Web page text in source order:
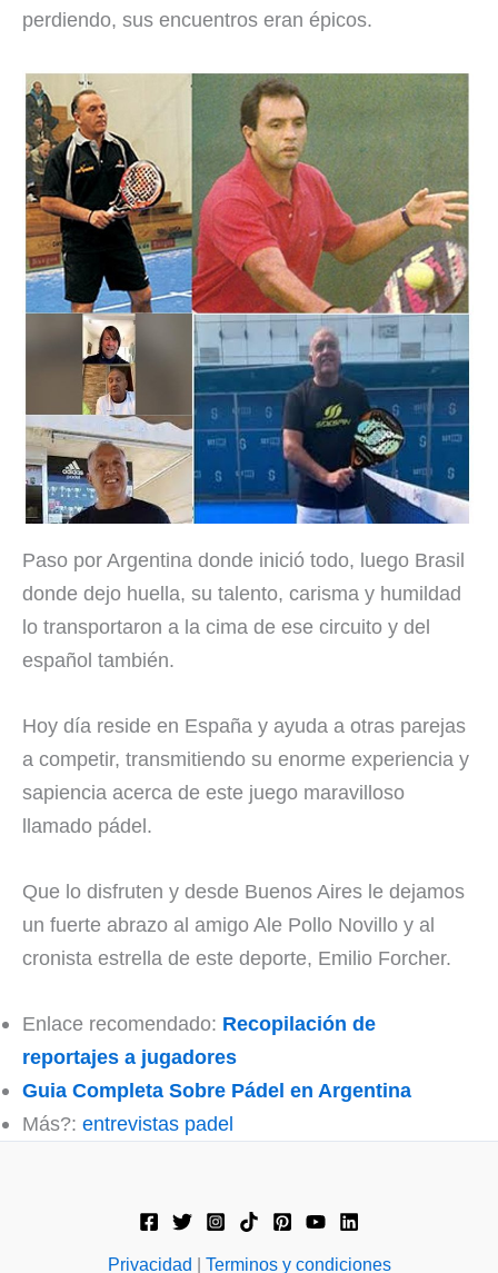
perdiendo, sus encuentros eran épicos.
Paso por Argentina donde inició todo, luego Brasil
donde dejo huella, su talento, carisma y humildad
lo transportaron a la cima de ese circuito y del
español también.
Hoy día reside en España y ayuda a otras parejas
a competir, transmitiendo su enorme experiencia y
sapiencia acerca de este juego maravilloso
llamado pádel.
Que lo disfruten y desde Buenos Aires le dejamos
un fuerte abrazo al amigo Ale Pollo Novillo y al
cronista estrella de este deporte, Emilio Forcher.
Enlace recomendado: Recopilación de
reportajes a jugadores
Guia Completa Sobre Pádel en Argentina
Más?: entrevistas padel
Privacidad Terminos y condiciones